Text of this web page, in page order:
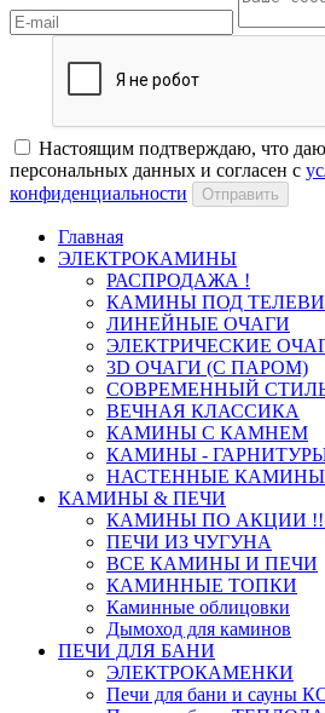
Настоящим подтверждаю, что даю
персональных данных и согласен с
конфиденциальности
Отправить
Главная
ЭЛЕКТРОКАМИНЫ
РАСПРОДАЖА !
КАМИНЫ ПОД
ЛИНЕЙНЫЕ ОЧАГИ
ЭЛЕКТРИЧЕСКИЕ
3D ОЧАГИ (С ПАРОМ)
СОВРЕМЕННЫЙ
ВЕЧНАЯ КЛАССИКА
КАМИНЫ С КАМНЕМ
КАМИНЫ -
НАСТЕННЫЕ КАМИНЫ
КАМИНЫ & ПЕЧИ
КАМИНЫ ПО АКЦИИ
ПЕЧИ ИЗ ЧУГУНА
ВСЕ КАМИНЫ И ПЕЧИ
КАМИННЫЕ ТОПКИ
Каминные облицовки
Дымоход для каминов
ПЕЧИ ДЛЯ БАНИ
ЭЛЕКТРОКАМЕНКИ
Печи для бани и сауны